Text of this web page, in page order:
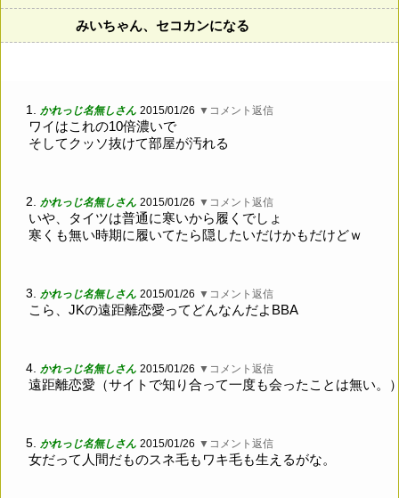
みいちゃん、セコカンになる
1. かれっじ名無しさん 2015/01/26 ▼コメント返信
ワイはこれの10倍濃いで
そしてクッソ抜けて部屋が汚れる
2. かれっじ名無しさん 2015/01/26 ▼コメント返信
いや、タイツは普通に寒いから履くでしょ
寒くも無い時期に履いてたら隠したいだけかもだけどｗ
3. かれっじ名無しさん 2015/01/26 ▼コメント返信
こら、JKの遠距離恋愛ってどんなんだよBBA
4. かれっじ名無しさん 2015/01/26 ▼コメント返信
遠距離恋愛（サイトで知り合って一度も会ったことは無い。
5. かれっじ名無しさん 2015/01/26 ▼コメント返信
女だって人間だものスネ毛もワキ毛も生えるがな。